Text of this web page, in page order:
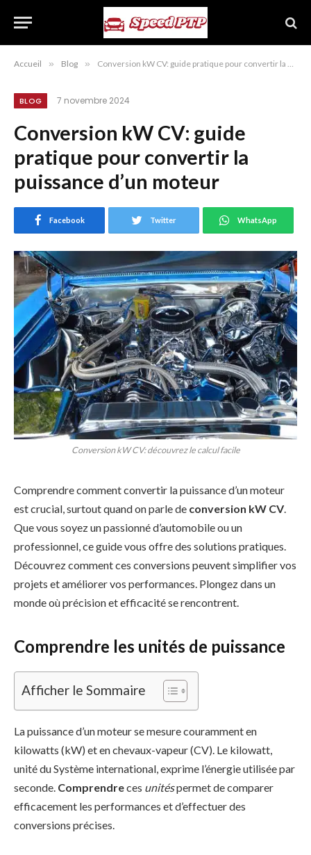
Accueil » Blog » Conversion kW CV: guide pratique pour convertir la puissance d’un moteur
BLOG 7 novembre 2024
Conversion kW CV: guide
pratique pour convertir la
puissance d’un moteur
Facebook Twitter WhatsApp
Conversion kW CV: découvrez le calcul facile
Comprendre comment convertir la puissance d’un moteur
est crucial, surtout quand on parle de conversion kW CV.
Que vous soyez un passionné d’automobile ou un
professionnel, ce guide vous offre des solutions pratiques.
Découvrez comment ces conversions peuvent simplifier vos
projets et améliorer vos performances. Plongez dans un
monde où précision et efficacité se rencontrent.
Comprendre les unités de puissance
Afficher le Sommaire
La puissance d’un moteur se mesure couramment en
kilowatts (kW) et en chevaux-vapeur (CV). Le kilowatt,
unité du Système international, exprime l’énergie utilisée par
seconde. Comprendreces unitéspermet de comparer
efficacement les performances et d’effectuer des
conversions précises.